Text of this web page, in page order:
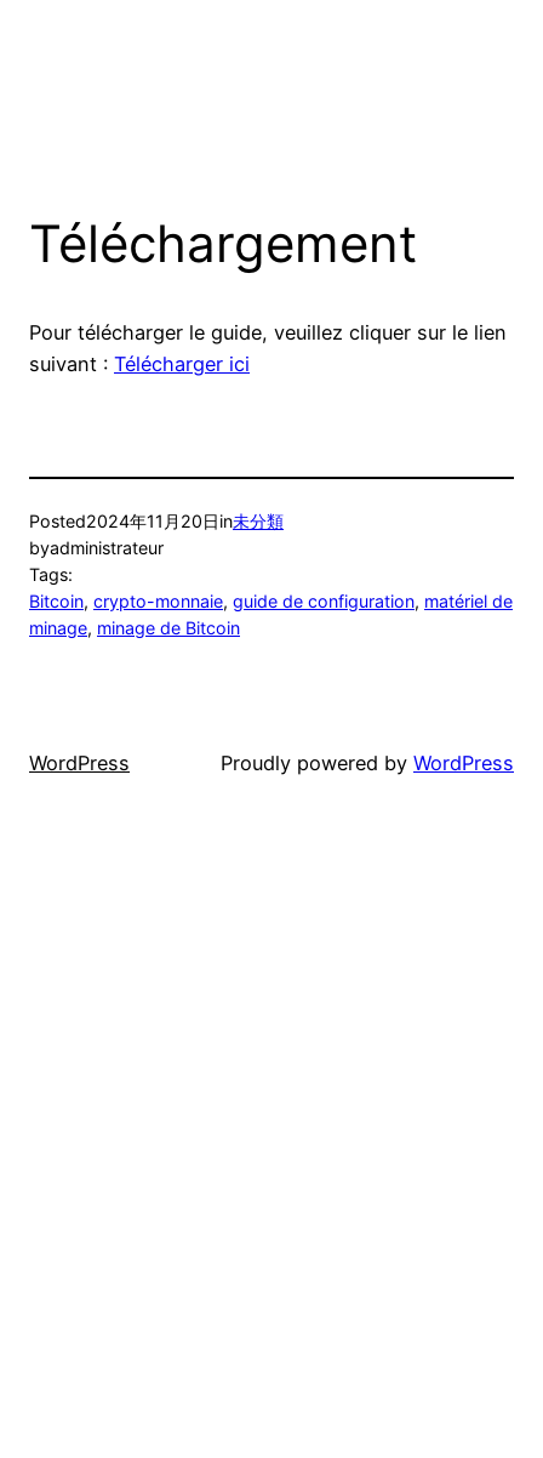
Téléchargement
Pour télécharger le guide, veuillez cliquer sur le lien
suivant : Télécharger ici
Posted2024年11月20日in未分類
byadministrateur
Tags:
Bitcoin, crypto-monnaie, guide de configuration, matériel de
minage, minage de Bitcoin
WordPress Proudly powered by WordPress